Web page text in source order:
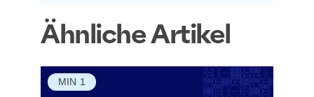
Ähnliche Artikel
MIN 1